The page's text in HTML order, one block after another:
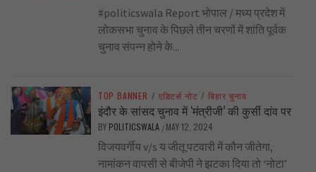
#politicswala Report भोपाल / मध्य प्रदेश में
लोकसभा चुनाव के पिछले तीन चरणों में शांति पूर्वक
चुनाव संपन्न होने के...
TOP BANNER / एडिटर्स नोट / बिहार चुनाव
इंदौर के सांसद चुनाव में ‘मंत्रीजी’ की कुर्सी दांव पर
BY POLITICSWALA / MAY 12, 2024
विजयवर्गीय v/s य जीतू पटवारी में कौन जीतेगा,
नामांकन वापसी से बीजेपी ने झटका दिया तो ‘नोटा’